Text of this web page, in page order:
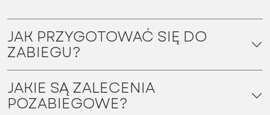
JAK PRZYGOTOWAĆ SIĘ DO
ZABIEGU?
JAKIE SĄ ZALECENIA
POZABIEGOWE?